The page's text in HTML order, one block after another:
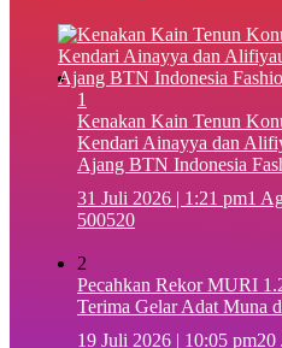
1
‎Kenakan Kain Tenun
Kendari Ainayya dan
Ajang BTN Indonesia
31 Juli 2026 | 1:21 pm1
500520
2
Pecahkan Rekor MURI
Terima Gelar Adat Muna
19 Juli 2026 | 10:05 pm20